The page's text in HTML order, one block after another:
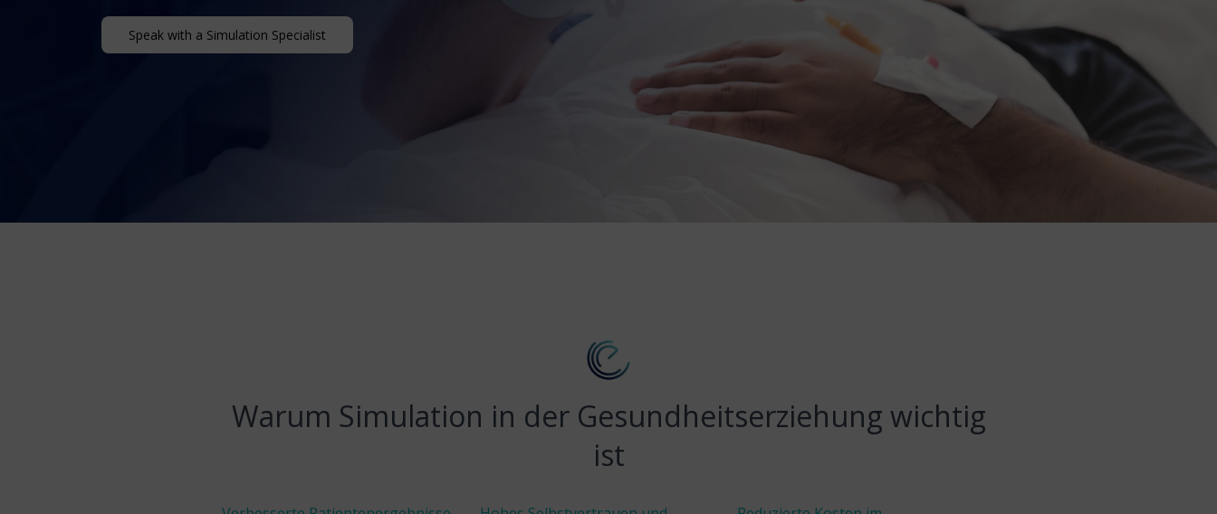
Speak with a Simulation Specialist
Warum Simulation in der Gesundheitserziehung wichtig
ist